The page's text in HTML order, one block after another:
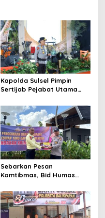
Kapolda Sulsel Pimpin
Sertijab Pejabat Utama
Serta Lantik Karolog dan
Kapolresta Gowa
Sebarkan Pesan
Kamtibmas, Bid Humas
Pemasangan Spanduk
serta Pembagian Stiker